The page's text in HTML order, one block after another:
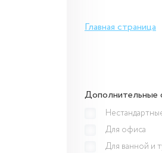
Главная страница
Дополнительные
Для офиса
Для ванной и